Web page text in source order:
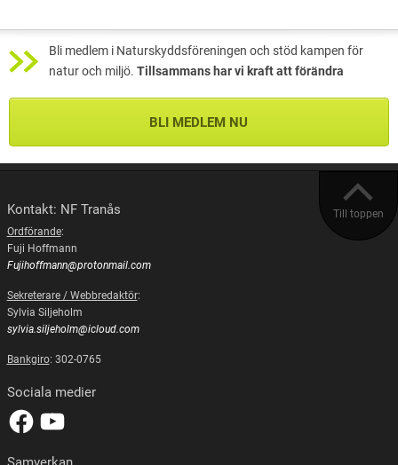
Bli medlem i Naturskyddsföreningen och stöd kampen för
natur och miljö. Tillsammans har vi kraft att förändra
BLI MEDLEM NU
Till toppen
Kontakt: NF Tranås
Ordförande:
Fuji Hoffmann
Fujihoffmann@protonmail.com
Sekreterare / Webbredaktör:
Sylvia Siljeholm
sylvia.siljeholm@icloud.com
Bankgiro: 302-0765
Sociala medier